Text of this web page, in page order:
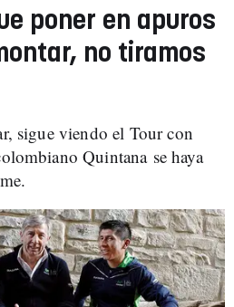
poner en apuros
no tiramos
sigue viendo el Tour con
Quintana se haya